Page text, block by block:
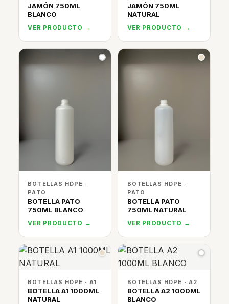
JAMÓN 750ML
BLANCO
VER PRODUCTO →
JAMÓN 750ML
NATURAL
VER PRODUCTO →
BOTELLAS HDPE ·
PATO
BOTELLA PATO
750ML BLANCO
VER PRODUCTO →
BOTELLAS HDPE ·
PATO
BOTELLA PATO
750ML NATURAL
VER PRODUCTO →
BOTELLAS HDPE · A1
BOTELLA A1 1000ML
NATURAL
BOTELLAS HDPE · A2
BOTELLA A2 1000ML
BLANCO